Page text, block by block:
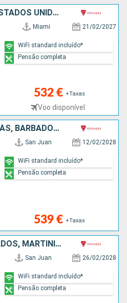
JAMAICA, BAHAMAS, ESTADOS UNIDOS
Miami 21/02/2027
532 € +Taxas
Voo disponível
WiFi standard incluído*
Pensão completa
PORTO RICO, SÃO TOMÁS, BARBADOS, SANTA LÚCIA, ANTÍGUA E BARBUDA, SÃO MARTINHO
San Juan 12/02/2028
539 € +Taxas
WiFi standard incluído*
Pensão completa
SÃO MARTINHO, BARBADOS, MARTINICA, SÃO TOMÁS, PORTO RICO
San Juan 26/02/2028
WiFi standard incluído*
Pensão completa